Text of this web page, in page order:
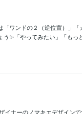
ワンドの２（逆位置）」「
✨️「やってみたい」「もっ
イナーのノマキエデザイン